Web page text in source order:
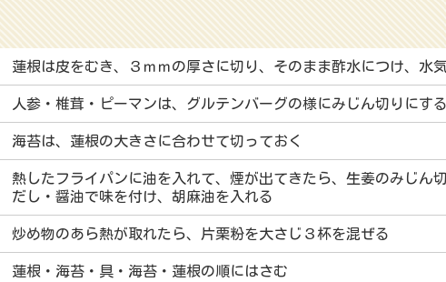
蓮根は皮をむき、３ｍｍの厚さに切り、そのまま酢水につけ、水
人参・椎茸・ピーマンは、グルテンバーグの様にみじん切りにする
海苔は、蓮根の大きさに合わせて切っておく
熱したフライパンに油を入れて、煙が出てきたら、生姜のみじ
だし・醤油で味を付け、胡麻油を入れる
炒め物のあら熱が取れたら、片栗粉を大さじ３杯を混ぜる
蓮根・海苔・具・海苔・蓮根の順にはさむ